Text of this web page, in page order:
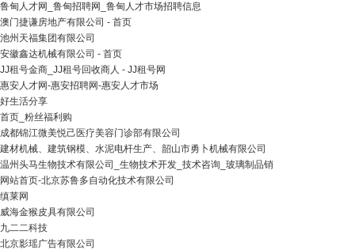
鲁甸人才网_鲁甸招聘网_鲁甸人才市场招聘信息
澳门捷谦房地产有限公司 - 首页
池州天福集团有限公司
安徽鑫达机械有限公司 - 首页
JJ租号金商_JJ租号回收商人 - JJ租号网
惠安人才网-惠安招聘网-惠安人才市场
好生活分享
首页_粉丝福利购
成都锦江微美悦己医疗美容门诊部有限公司
建材机械、建筑钢模、水泥电杆生产、韶山市勇卜机械有限公司
温州头马生物技术有限公司_生物技术开发_技术咨询_玻璃制品销
网站首页-北京苏鲁多自动化技术有限公司
缜莱网
威海金猴皮具有限公司
九二二科技
北京影瑶广告有限公司